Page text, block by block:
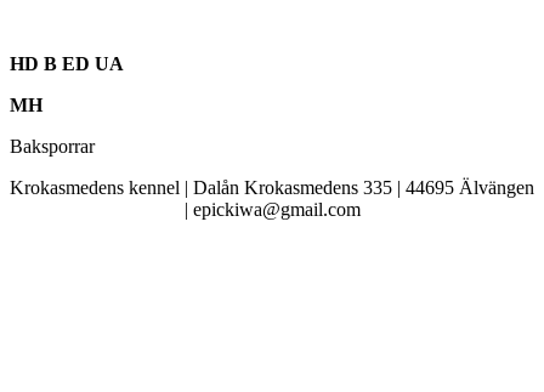
HD B ED UA
MH
Baksporrar
Krokasmedens kennel | Dalån Krokasmedens 335 | 44695 Älvängen
| epickiwa@gmail.com